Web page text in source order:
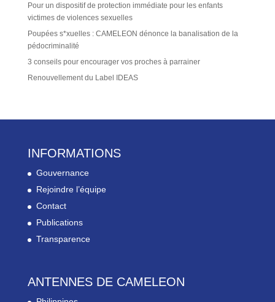
Pour un dispositif de protection immédiate pour les enfants
victimes de violences sexuelles
Poupées s*xuelles : CAMELEON dénonce la banalisation de la
pédocriminalité
3 conseils pour encourager vos proches à parrainer
Renouvellement du Label IDEAS
INFORMATIONS
Gouvernance
Rejoindre l’équipe
Contact
Publications
Transparence
ANTENNES DE CAMELEON